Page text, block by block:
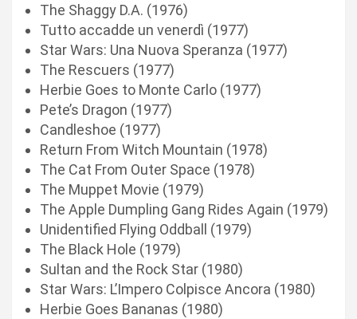
The Shaggy D.A. (1976)
Tutto accadde un venerdì (1977)
Star Wars: Una Nuova Speranza (1977)
The Rescuers (1977)
Herbie Goes to Monte Carlo (1977)
Pete’s Dragon (1977)
Candleshoe (1977)
Return From Witch Mountain (1978)
The Cat From Outer Space (1978)
The Muppet Movie (1979)
The Apple Dumpling Gang Rides Again (1979)
Unidentified Flying Oddball (1979)
The Black Hole (1979)
Sultan and the Rock Star (1980)
Star Wars: L’Impero Colpisce Ancora (1980)
Herbie Goes Bananas (1980)